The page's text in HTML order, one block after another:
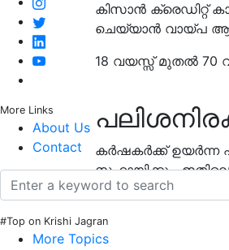
More Links
About Us
Contact
#Top on Krishi Jagran
More Topics
കിസാന്‍ ക്രെഡിറ്റ്
ചെയ്യാന്‍ വായ്പ
18 വയസ്സ് മുതല്‍ 70
കര്‍ഷകര്‍ക്ക് ഉയര്‍ന്ന
സഹായിക്കും.
നാല് ശതമാനവുമാണ്.